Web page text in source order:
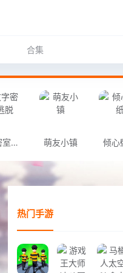
合集
文字密室逃脱 萌友小镇 倾心
热门手游